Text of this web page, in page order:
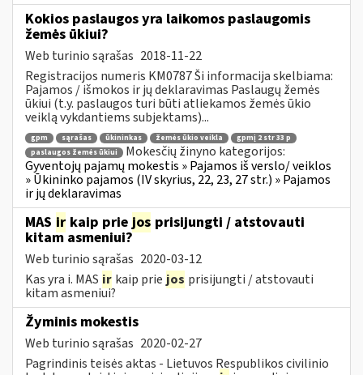
Kokios paslaugos yra laikomos paslaugomis
žemės ūkiui?
Web turinio sąrašas 2018-11-22
Registracijos numeris KM0787 Ši informacija skelbiama:
Pajamos / išmokos ir jų deklaravimas Paslaugų žemės
ūkiui (t.y. paslaugos turi būti atliekamos žemės ūkio
veiklą vykdantiems subjektams)...
gpm sąrašas ūkininkas žemės ūkio veikla
gpmį 2 str 33 p
paslaugos žemės ūkiui
Mokesčių žinyno kategorijos:
Gyventojų pajamų mokestis » Pajamos iš verslo/ veiklos
» Ūkininko pajamos (IV skyrius, 22, 23, 27 str.) » Pajamos
ir jų deklaravimas
MAS ir kaip prie jos prisijungti / atstovauti
kitam asmeniui?
Web turinio sąrašas 2020-03-12
Kas yra i. MAS ir kaip prie jos prisijungti / atstovauti
kitam asmeniui?
Žyminis mokestis
Web turinio sąrašas 2020-02-27
Pagrindinis teisės aktas - Lietuvos Respublikos civilinio